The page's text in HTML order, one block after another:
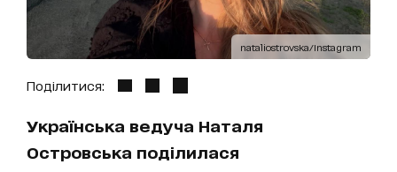
nataliostrovska/Instagram
Поділитися:
Українська ведуча Наталя
Островська поділилася